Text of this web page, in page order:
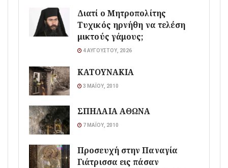
Διατί ο Μητροπολίτης
Τυχικός ηρνήθη να τελέση
μικτούς γάμους;
4 ΑΥΓΟΎΣΤΟΥ, 2026
ΚΑΤΟΥΝΑΚΙΑ
3 ΜΑΪ́ΟΥ, 2010
ΣΠΗΛΑΙΑ ΑΘΩΝΑ
7 ΜΑΪ́ΟΥ, 2010
Προσευχή στην Παναγία
Γιάτρισσα εις πάσαν